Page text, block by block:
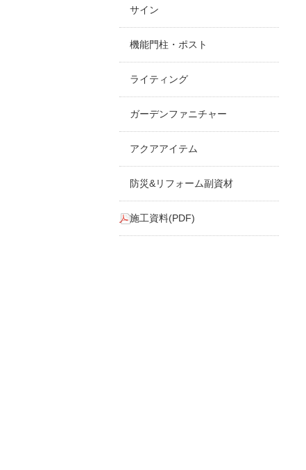
サイン
機能門柱・ポスト
ライティング
ガーデンファニチャー
アクアアイテム
防災&リフォーム副資材
施工資料(PDF)